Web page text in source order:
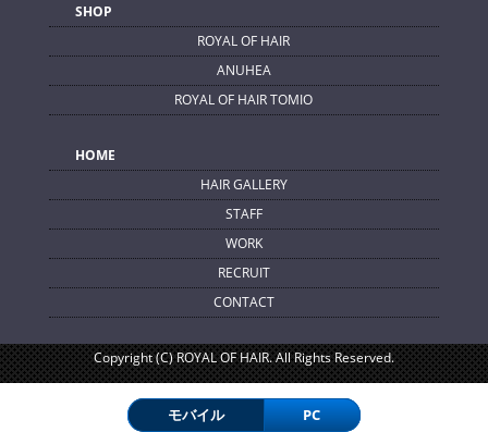
SHOP
ROYAL OF HAIR
ANUHEA
ROYAL OF HAIR TOMIO
HOME
HAIR GALLERY
STAFF
WORK
RECRUIT
CONTACT
Copyright (C) ROYAL OF HAIR. All Rights Reserved.
モバイル PC